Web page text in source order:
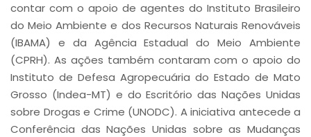
contar com o apoio de agentes do Instituto Brasileiro
do Meio Ambiente e dos Recursos Naturais Renováveis
(IBAMA) e da Agência Estadual do Meio Ambiente
(CPRH). As ações também contaram com o apoio do
Instituto de Defesa Agropecuária do Estado de Mato
Grosso (Indea-MT) e do Escritório das Nações Unidas
sobre Drogas e Crime (UNODC). A iniciativa antecede a
Conferência das Nações Unidas sobre as Mudanças